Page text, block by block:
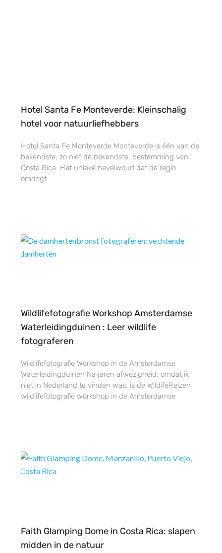
Hotel Santa Fe Monteverde: Kleinschalig
hotel voor natuurliefhebbers
Hotel Santa Fe Monteverde Monteverde is één van de
bekendste, zo niet dé bekendste, bestemming van
Costa Rica. Het unieke nevelwoud dat de regio
omringt
Wildlifefotografie Workshop Amsterdamse
Waterleidingduinen : Leer wildlife
fotograferen
Wildlifefotografie Workshop in de Amsterdamse
Waterleidingduinen Na jaren afwezigheid, omdat ik
niet in Nederland te vinden was, is de WildifeReizen
wildlifefotografie workshop in de Amsterdamse
Faith Glamping Dome in Costa Rica: slapen
midden in de natuur